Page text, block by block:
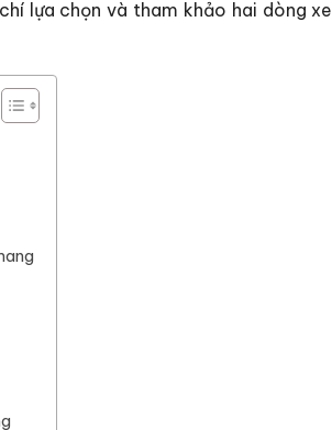
lựa chọn và tham khảo hai dòng